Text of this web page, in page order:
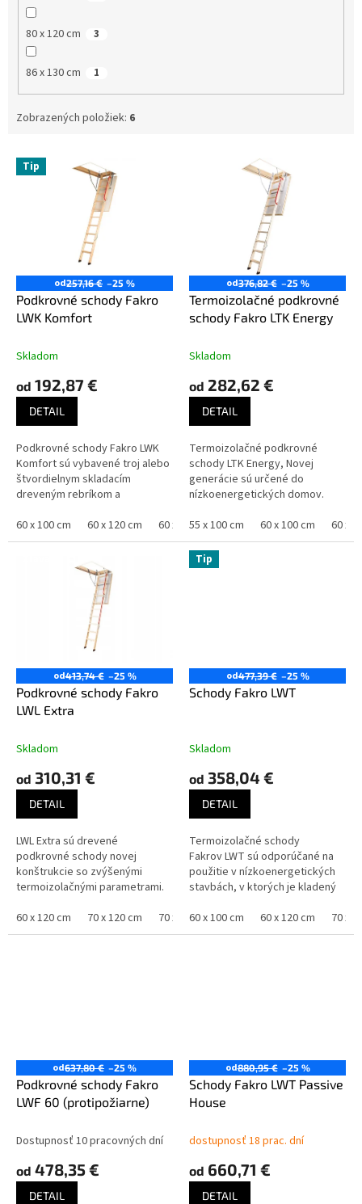
80 x 120 cm 3
86 x 130 cm 1
Zobrazených položiek: 6
V Tip
od257,16 € –25 %
Podkrovné schody Fakro
LWK Komfort
Skladom
od 192,87 €
DETAIL
Podkrovné schody Fakro LWK
Komfort sú vybavené troj alebo
štvordielnym skladacím
dreveným rebríkom a
Inovatívne riešenia novej
konštrukcie schodov...
60 x 100 cm 60 x 120 cm 60 x 130 cm 60 x 140 cm 70 x 94 cm
od376,82 € –25 %
Termoizolačné podkrovné
schody Fakro LTK Energy
Skladom
od 282,62 €
DETAIL
Termoizolačné podkrovné
schody LTK Energy, Novej
generácie sú určené do
nízkoenergetických domov.
komfortu, vynikajúce
termoizolačné parametre a
najvyššiu...
55 x 100 cm 60 x 100 cm 60 x
od413,74 € –25 %
Podkrovné schody Fakro
LWL Extra
Skladom
od 310,31 €
DETAIL
LWL Extra sú drevené
podkrovné schody novej
konštrukcie so zvýšenými
termoizolačnými parametrami.
bezpečnosti a pohodlia sú
dodatočne vybavené...
60 x 120 cm 70 x 120 cm 70 x 140 cm
Tip
od477,39 € –25 %
Schody Fakro LWT
Skladom
od 358,04 €
DETAIL
Termoizolačné schody
Fakrov LWT sú odporúčané na
použitie v nízkoenergetických
stavbách, v ktorých je kladený
tepelných strát. Vďaka...
60 x 100 cm 60 x 120 cm 70 x
od637,80 € –25 %
Podkrovné schody Fakro
LWF 60 (protipožiarne)
Dostupnosť 10 pracovných dní
od 478,35 €
DETAIL
od880,95 € –25 %
Schody Fakro LWT Passive
House
dostupnosť 18 prac. dní
od 660,71 €
DETAIL